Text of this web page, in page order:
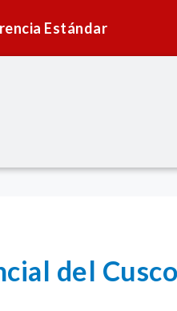
Estándar
del